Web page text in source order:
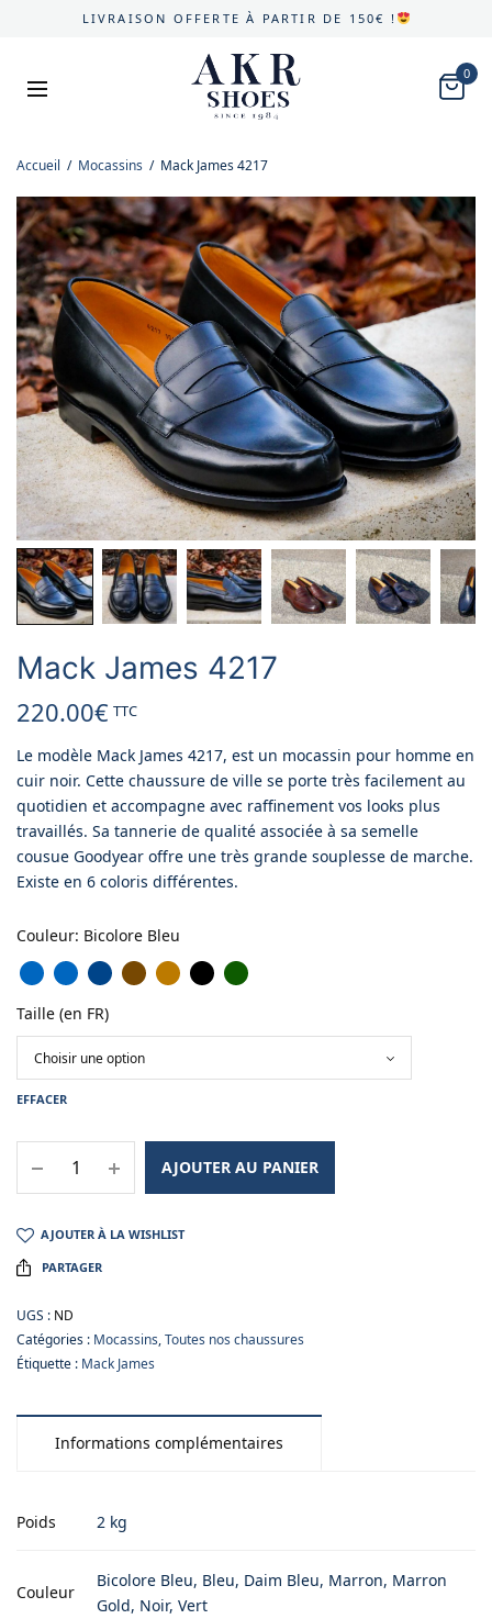
LIVRAISON OFFERTE À PARTIR DE 150€ !
0
Accueil / Mocassins / Mack James 4217
Mack James 4217
220.00€ TTC
Le modèle Mack James 4217, est un mocassin pour homme en
cuir noir. Cette chaussure de ville se porte très facilement au
quotidien et accompagne avec raffinement vos looks plus
travaillés. Sa tannerie de qualité associée à sa semelle
cousue Goodyear offre une très grande souplesse de marche.
Existe en 6 coloris différentes.
Couleur: Bicolore Bleu
Taille (en FR)
EFFACER
AJOUTER AU PANIER
AJOUTER À LA WISHLIST
PARTAGER
UGS : ND
Catégories : Mocassins,Toutes nos chaussures
Étiquette : Mack James
Informations complémentaires
Poids 2 kg
Couleur
Bicolore Bleu, Bleu, Daim Bleu, Marron, Marron
Gold, Noir, Vert